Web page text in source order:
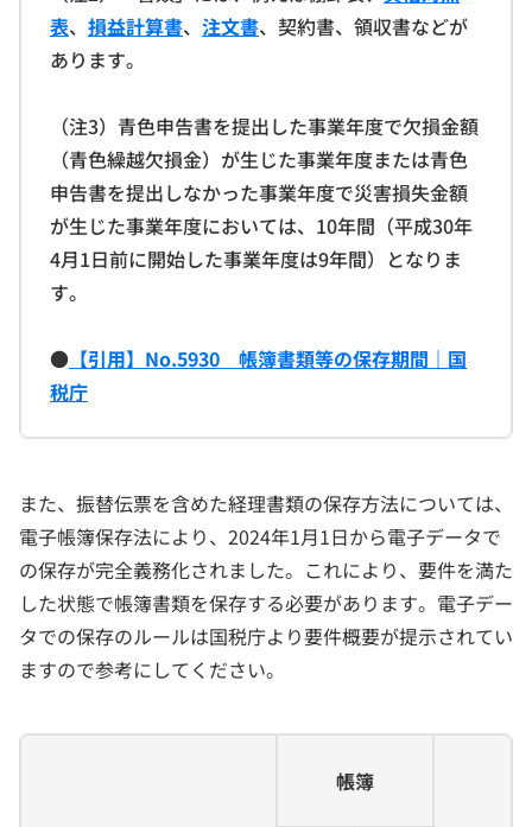
表、 損益計算書、 注文書、契約書、領収書などが
あります。
（注3）青色申告書を提出した事業年度で欠損金額
（青色繰越欠損金）が生じた事業年度または青色
申告書を提出しなかった事業年度で災害損失金額
が生じた事業年度においては、10年間（平成30年
4月1日前に開始した事業年度は9年間）となりま
す。
● 【引用】No.5930 帳簿書類等の保存期間｜国
税庁
また、振替伝票を含めた経理書類の保存方法については、
電子帳簿保存法により、2024年1月1日から電子データで
の保存が完全義務化されました。これにより、要件を満た
した状態で帳簿書類を保存する必要があります。電子デー
タでの保存のルールは国税庁より要件概要が提示されてい
ますので参考にしてください。
帳簿